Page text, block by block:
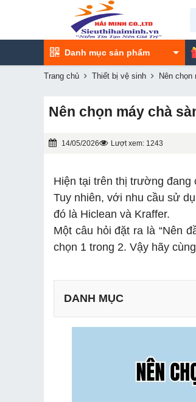
Danh mục sản phẩm
Trang chủ Thiết bị vệ sinh Nên
Nên chọn máy chà
14/05/2026 Lượt xem: 1243
Hiện tại trên thị trường đang
Tuy nhiên, với nhu cầu sử
đó là Hiclean và Kraffer.
Một câu hỏi đặt ra là “Nên
chọn 1 trong 2. Vậy hãy
DANH MỤC
a. Điểm giống nhau của
b. Điểm khác biệt của máy